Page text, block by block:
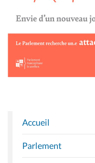
N
A
V
Accueil
Parlement